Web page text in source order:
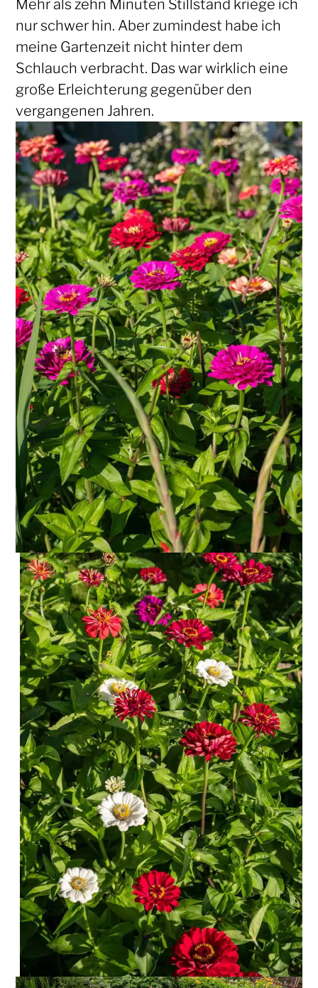
Mehr als zehn Minuten Stillstand kriege ich
nur schwer hin. Aber zumindest habe ich
meine Gartenzeit nicht hinter dem
Schlauch verbracht. Das war wirklich eine
große Erleichterung gegenüber den
vergangenen Jahren.